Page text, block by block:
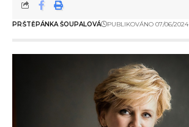
PRŠTĚPÁNKA ŠOUPALOVÁ PUBLIKOVÁNO 07/06/2024